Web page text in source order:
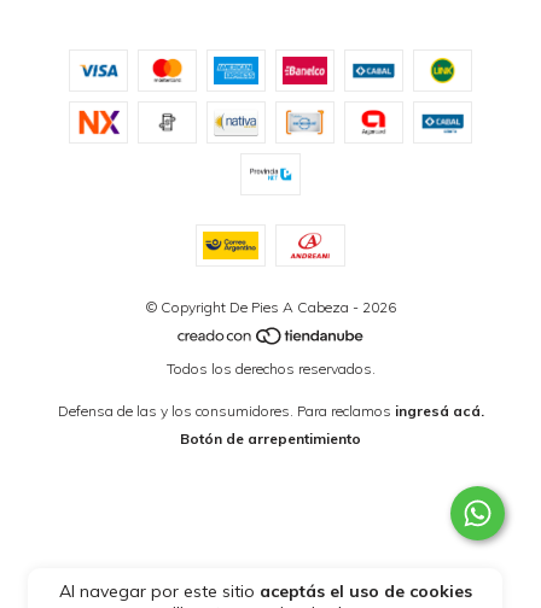
Al navegar por este sitio aceptás el uso de cookies
© Copyright De Pies A Cabeza - 2026
Todos los derechos reservados.
Defensa de las y los consumidores. Para reclamos ingresá acá.
Botón de arrepentimiento